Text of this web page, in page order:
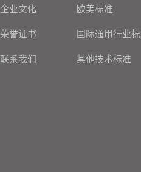
企业文化
荣誉证书
联系我们
欧美标准
国际通用行业
其他技术标准